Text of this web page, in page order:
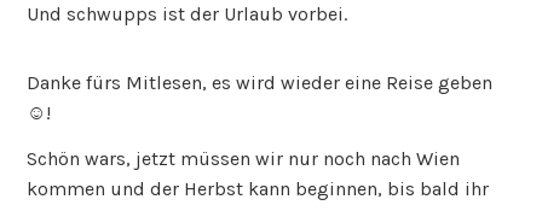
Und schwupps ist der Urlaub vorbei.
Danke fürs Mitlesen, es wird wieder eine Reise geben
☺️!
Schön wars, jetzt müssen wir nur noch nach Wien
kommen und der Herbst kann beginnen, bis bald ihr